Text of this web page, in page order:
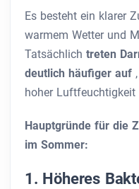
Es besteht ein klarer
warmem Wetter und
Tatsächlich treten
deutlich häufiger auf
hoher
Hauptgründe für die
im Sommer:
1. Höheres